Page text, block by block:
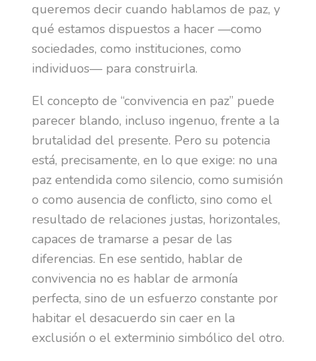
queremos decir cuando hablamos de paz, y
qué estamos dispuestos a hacer —como
sociedades, como instituciones, como
individuos— para construirla.
El concepto de “convivencia en paz” puede
parecer blando, incluso ingenuo, frente a la
brutalidad del presente. Pero su potencia
está, precisamente, en lo que exige: no una
paz entendida como silencio, como sumisión
o como ausencia de conflicto, sino como el
resultado de relaciones justas, horizontales,
capaces de tramarse a pesar de las
diferencias. En ese sentido, hablar de
convivencia no es hablar de armonía
perfecta, sino de un esfuerzo constante por
habitar el desacuerdo sin caer en la
exclusión o el exterminio simbólico del otro.